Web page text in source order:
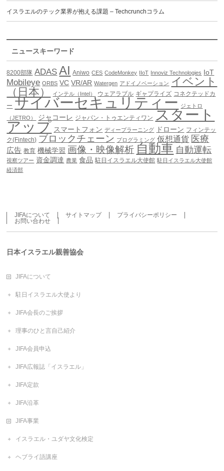
イスラエルのテック業界が抱える課題 – Techcrunchコラム
ニュースキーワード
8200部隊 ADAS AI Aniwo CES CodeMonkey IIoT Innoviz Technologies IoT
Mobileye ORBS VC VR/AR Watergen アドイノベーション イベント
（日本）
インテル（Intel） ウェアラブル ギャプライズ コネクテッドカ
ー サイバーセキュリティー ジェトロ
（JETRO）
ジャコーレ ジャパン・トゥエンティワン スタート
アップ スマートフォン ディープラーニング ドローン フィンテッ
ク(Fintech) ブロックチェーン プログラミング 仮想通貨 医療
広告 教育 機械学習 画像・映像解析 自動車 自動運転
視察ツアー 資金調達 農業 食品 駐日イスラエル大使館 駐日イスラエル大使館
経済部
JIFAについて サイトマップ
プライバシーポリシー
お問い合わせ
日本イスラエル親善協会
JIFAについて
駐日イスラエル大使より
JIFA会長のご挨拶
理事のひと言自己紹介
JIFA会員申込
JIFA広報誌「イスラエル」
JIFA定款
JIFA沿革
JIFA事業
イスラエル・ユダヤ文化検定
ヘブライ語講座